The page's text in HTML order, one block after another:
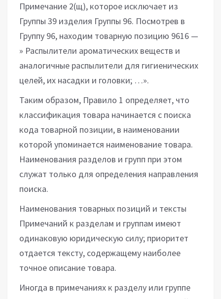
Примечание 2(щ), которое исключает из
Группы 39 изделия Группы 96. Посмотрев в
Группу 96, находим товарную позицию 9616 —
» Распылители ароматических веществ и
аналогичные распылители для гигиенических
целей, их насадки и головки; …».
Таким образом, Правило 1 определяет, что
классификация товара начинается с поиска
кода товарной позиции, в наименовании
которой упоминается наименование товара.
Наименования разделов и групп при этом
служат только для определения направления
поиска.
Наименования товарных позиций и тексты
Примечаний к разделам и группам имеют
одинаковую юридическую силу; приоритет
отдается тексту, содержащему наиболее
точное описание товара.
Иногда в примечаниях к разделу или группе